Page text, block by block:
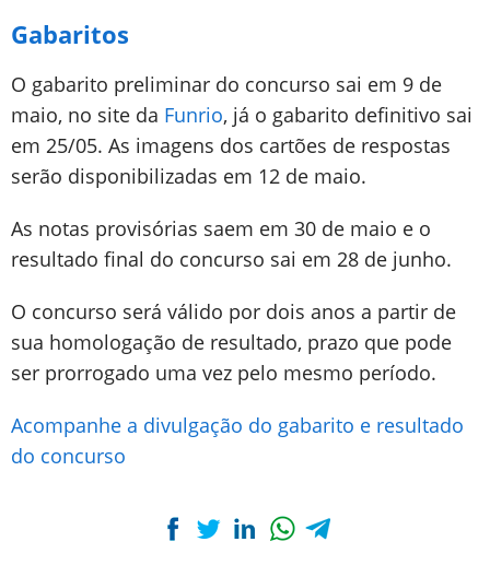
Gabaritos
O gabarito preliminar do concurso sai em 9 de
maio, no site da Funrio, já o gabarito definitivo sai
em 25/05. As imagens dos cartões de respostas
serão disponibilizadas em 12 de maio.
As notas provisórias saem em 30 de maio e o
resultado final do concurso sai em 28 de junho.
O concurso será válido por dois anos a partir de
sua homologação de resultado, prazo que pode
ser prorrogado uma vez pelo mesmo período.
Acompanhe a divulgação do gabarito e resultado
do concurso